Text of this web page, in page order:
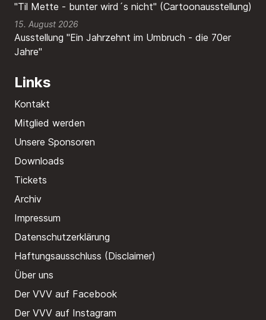
"Til Mette - bunter wird´s nicht" (Cartoonausstellung)
15. August 2026
Ausstellung "Ein Jahrzehnt im Umbruch - die 70er
Jahre"
Links
Kontakt
Mitglied werden
Unsere Sponsoren
Downloads
Tickets
Archiv
Impressum
Datenschutzerklärung
Haftungsausschluss (Disclaimer)
Über uns
Der VVV auf Facebook
Der VVV auf Instagram